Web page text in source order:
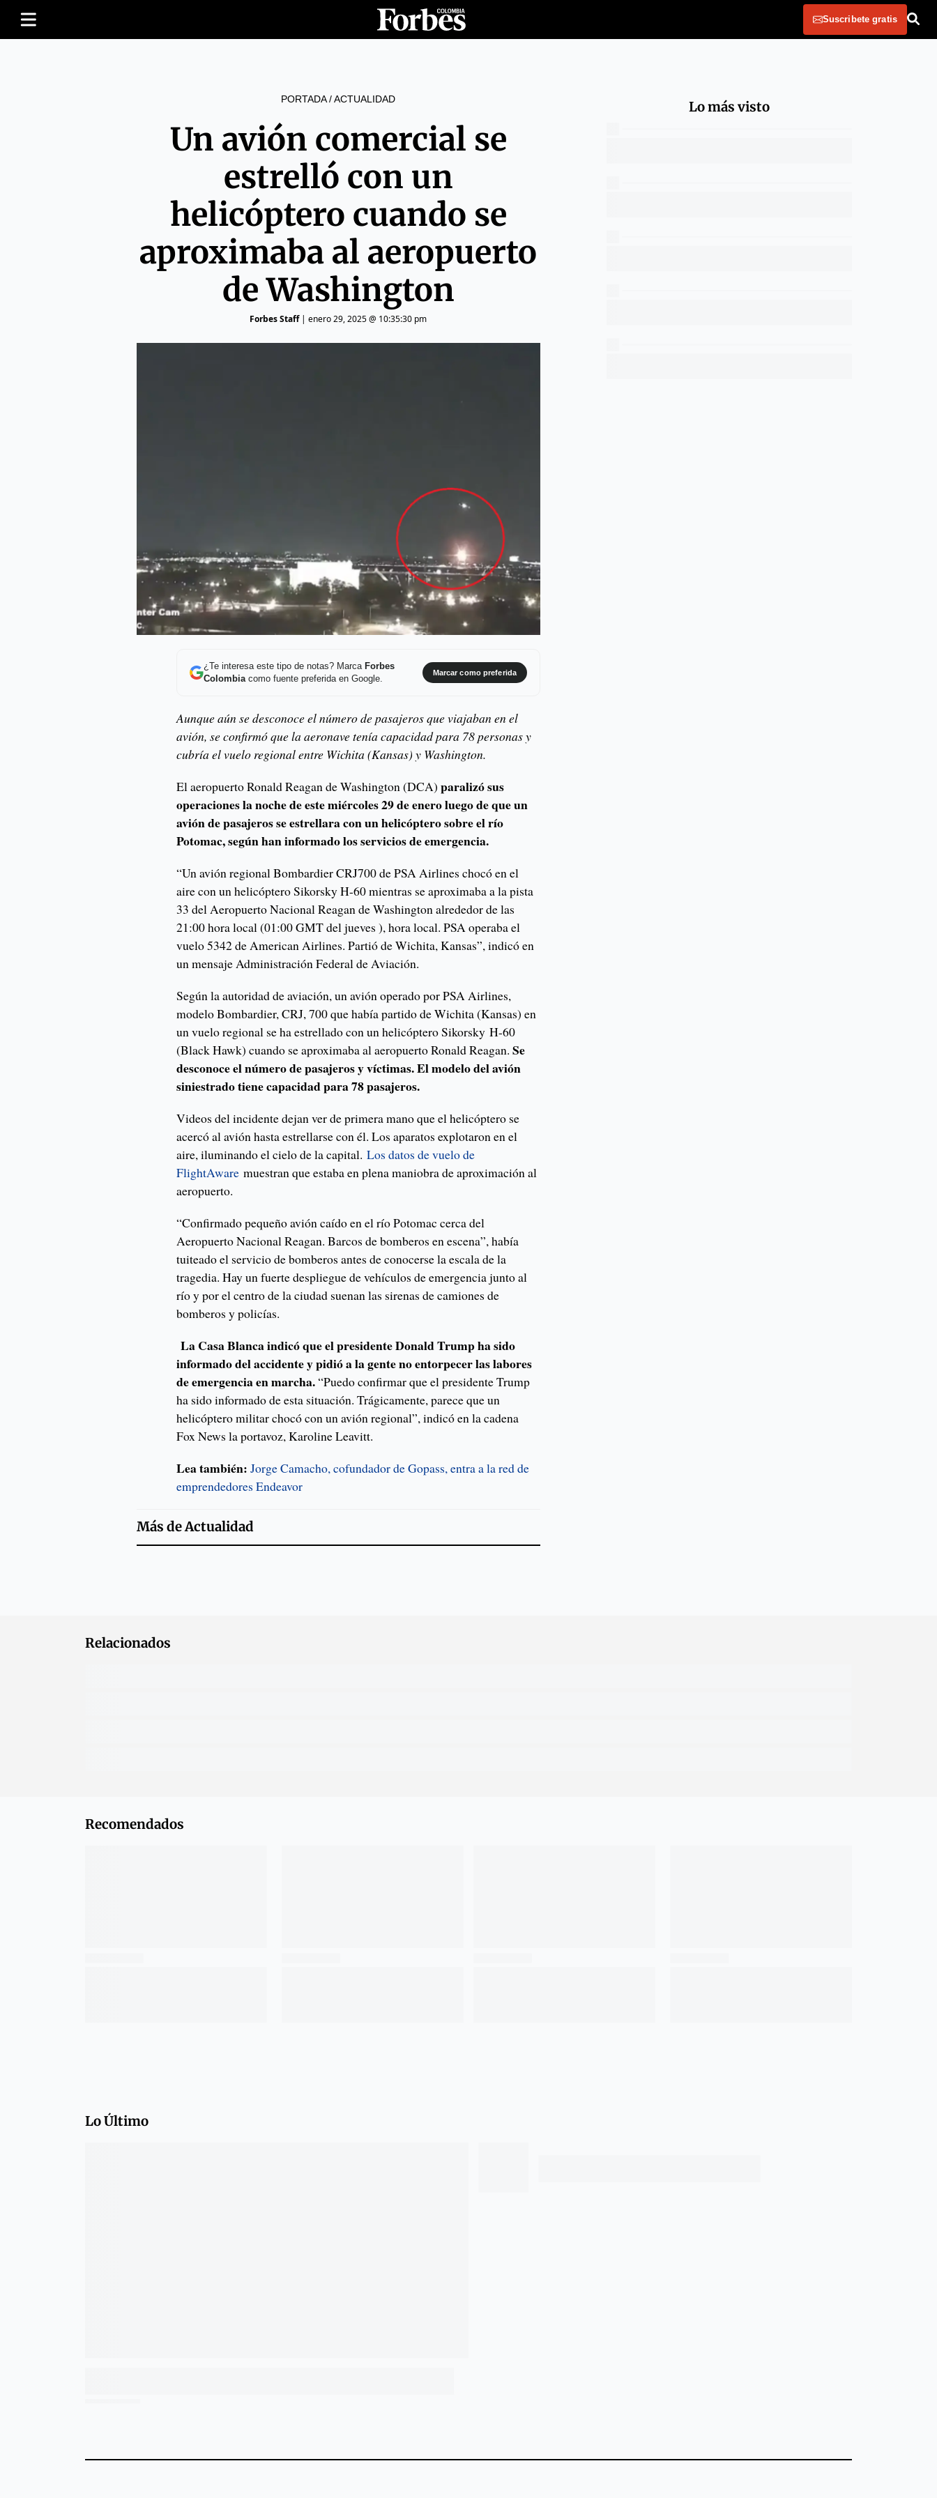
Suscribete gratis
PORTADA/ACTUALIDAD
Un avión comercial se
estrelló con un
helicóptero cuando se
aproximaba al aeropuerto
de Washington
Forbes Staff| enero 29, 2025 @ 10:35:30 pm
¿Te interesa este tipo de notas? Marca Forbes
Colombiacomo fuente preferida en Google.
Marcar como preferida
Aunque aún se desconoce el número de pasajeros que viajaban en el
avión, se confirmó que la aeronave tenía capacidad para 78 personas y
cubría el vuelo regional entre Wichita (Kansas) y Washington.
El aeropuerto Ronald Reagan de Washington (DCA)paralizó sus
operaciones la noche de este miércoles 29 de enero luego de que un
avión de pasajeros se estrellara con un helicóptero sobre el río
Potomac, según han informado los servicios de emergencia.
“Un avión regional Bombardier CRJ700 de PSA Airlines chocó en el
aire con un helicóptero Sikorsky H-60 ​​mientras se aproximaba a la pista
33 del Aeropuerto Nacional Reagan de Washington alrededor de las
21:00 hora local (01:00 GMT del jueves ), hora local. PSA operaba el
vuelo 5342 de American Airlines. Partió de Wichita, Kansas”, indicó en
un mensaje Administración Federal de Aviación.
Según la autoridad de aviación, un avión operado por PSA Airlines,
modelo Bombardier, CRJ, 700 que había partido de Wichita (Kansas) en
un vuelo regional se ha estrellado con un helicóptero Sikorsky H-60
(Black Hawk) cuando se aproximaba al aeropuerto Ronald Reagan.Se
desconoce el número de pasajeros y víctimas. El modelo del avión
siniestrado tiene capacidad para 78 pasajeros.
Videos del incidente dejan ver de primera mano que el helicóptero se
acercó al avión hasta estrellarse con él. Los aparatos explotaron en el
aire, iluminando el cielo de la capital.Los datos de vuelo de
FlightAware muestran que estaba en plena maniobra de aproximación al
aeropuerto.
“Confirmado pequeño avión caído en el río Potomac cerca del
Aeropuerto Nacional Reagan. Barcos de bomberos en escena”, había
tuiteado el servicio de bomberos antes de conocerse la escala de la
tragedia. Hay un fuerte despliegue de vehículos de emergencia junto al
río y por el centro de la ciudad suenan las sirenas de camiones de
bomberos y policías.
La Casa Blanca indicó que el presidente Donald Trump ha sido
informado del accidente y pidió a la gente no entorpecer las labores
de emergencia en marcha.“Puedo confirmar que el presidente Trump
ha sido informado de esta situación. Trágicamente, parece que un
helicóptero militar chocó con un avión regional”, indicó en la cadena
Fox News la portavoz, Karoline Leavitt.
Lea también: Jorge Camacho, cofundador de Gopass, entra a la red de
emprendedores Endeavor
Más deActualidad
Lo más visto
Relacionados
Recomendados
Lo Último